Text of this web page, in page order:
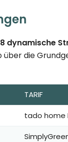
8 dynamische
die
TARIF
tado home